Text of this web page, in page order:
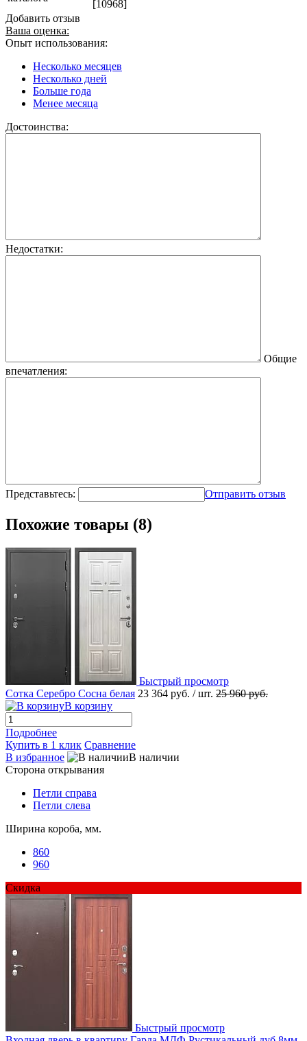
[10968]
Добавить отзыв
Ваша оценка:
Опыт использования:
Несколько месяцев
Несколько дней
Больше года
Менее месяца
Достоинства:
Недостатки:
Общие
впечатления:
Представьтесь: Отправить отзыв
Похожие товары (8)
Быстрый просмотр
Сотка Серебро Сосна белая 23 364 руб. / шт. 25 960 руб.
В корзину
Подробнее
Купить в 1 клик Сравнение
В избранное
В наличии
Сторона открывания
Петли справа
Петли слева
Ширина короба, мм.
860
960
Скидка
Быстрый просмотр